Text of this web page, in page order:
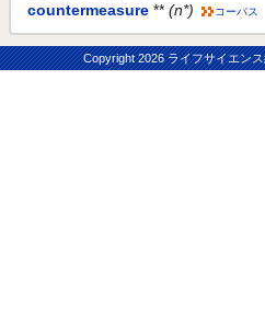
countermeasure ** (n*) コーパス
Copyright2026 ライフサイエン